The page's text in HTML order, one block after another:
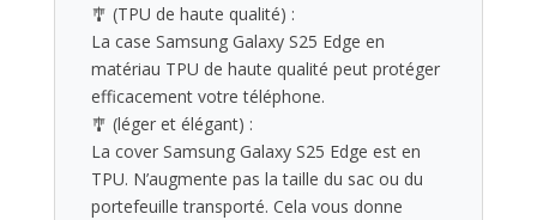
🎐 (TPU de haute qualité) :
La case Samsung Galaxy S25 Edge en
matériau TPU de haute qualité peut protéger
efficacement votre téléphone.
🎐 (léger et élégant) :
La cover Samsung Galaxy S25 Edge est en
TPU. N’augmente pas la taille du sac ou du
portefeuille transporté. Cela vous donne